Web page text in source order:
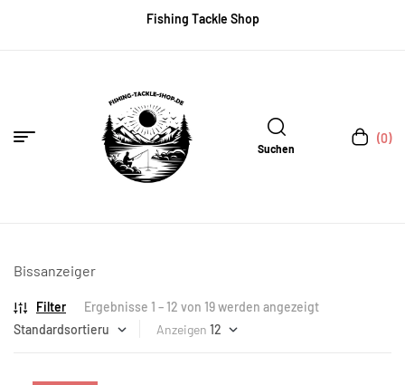
Fishing Tackle Shop
Suchen
(0)
Bissanzeiger
Filter
Ergebnisse 1 – 12 von 19 werden angezeigt
Anzeigen